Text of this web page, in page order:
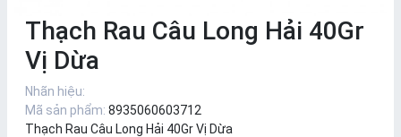
Thạch Rau Câu Long Hải 40Gr
Vị Dừa
Nhãn hiệu:
Mã sản phẩm: 8935060603712
Thạch Rau Câu Long Hải 40Gr Vị Dừa